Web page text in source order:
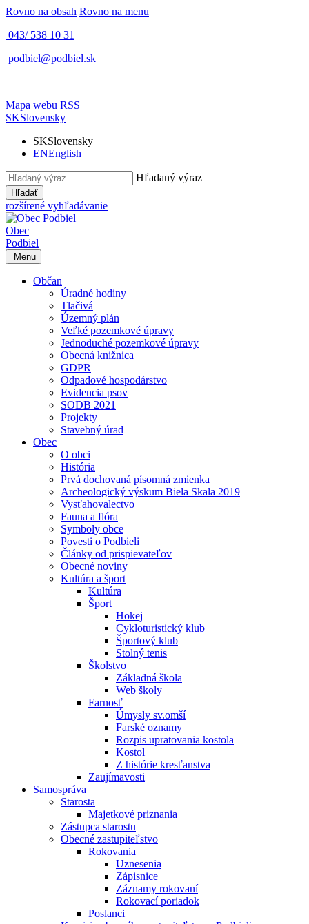
Rovno na obsah Rovno na menu
043/ 538 10 31
podbiel@podbiel.sk
Mapa webu RSS
SKSlovensky
SKSlovensky
ENEnglish
Hľadaný výraz
Hľadať
rozšírené vyhľadávanie
Obec
Podbiel
Menu
Občan
Úradné hodiny
Tlačivá
Územný plán
Veľké pozemkové úpravy
Jednoduché pozemkové úpravy
Obecná knižnica
GDPR
Odpadové hospodárstvo
Evidencia psov
SODB 2021
Projekty
Stavebný úrad
Obec
O obci
História
Prvá dochovaná písomná zmienka
Archeologický výskum Biela Skala 2019
Vysťahovalectvo
Fauna a flóra
Symboly obce
Povesti o Podbieli
Články od prispievateľov
Obecné noviny
Kultúra a šport
Kultúra
Šport
Hokej
Cykloturistický klub
Športový klub
Stolný tenis
Školstvo
Základná škola
Web školy
Farnosť
Úmysly sv.omší
Farské oznamy
Rozpis upratovania kostola
Kostol
Z histórie kresťanstva
Zaujímavosti
Samospráva
Starosta
Majetkové priznania
Zástupca starostu
Obecné zastupiteľstvo
Rokovania
Uznesenia
Zápisnice
Záznamy rokovaní
Rokovací poriadok
Poslanci